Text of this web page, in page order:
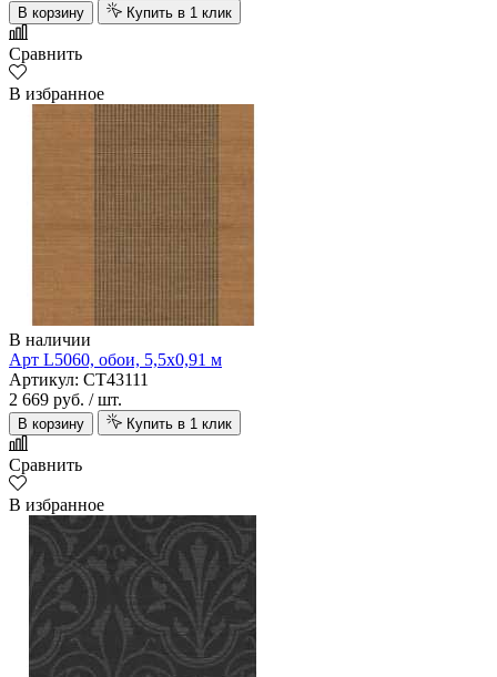
В корзину Купить в 1 клик
Сравнить
В избранное
В наличии
Арт L5060, обои, 5,5х0,91 м
Артикул: CT43111
2 669 руб. / шт.
В корзину Купить в 1 клик
Сравнить
В избранное